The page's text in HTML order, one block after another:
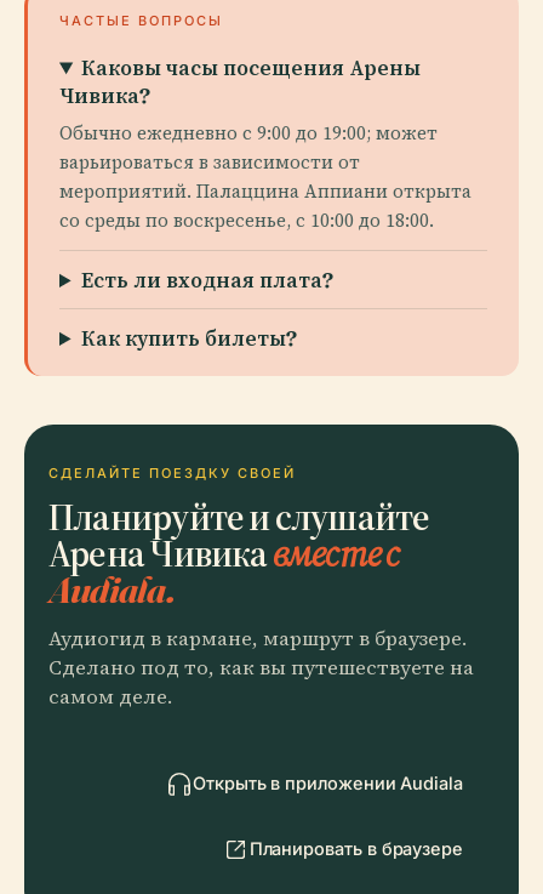
ЧАСТЫЕ ВОПРОСЫ
Каковы часы посещения Арены
Чивика?
Обычно ежедневно с 9:00 до 19:00; может
варьироваться в зависимости от
мероприятий. Палаццина Аппиани открыта
со среды по воскресенье, с 10:00 до 18:00.
Есть ли входная плата?
Как купить билеты?
СДЕЛАЙТЕ ПОЕЗДКУ СВОЕЙ
Планируйте и слушайте
Арена Чивикавместе с
Audiala.
Аудиогид в кармане, маршрут в браузере.
Сделано под то, как вы путешествуете на
самом деле.
Открыть в приложении Audiala
Планировать в браузере